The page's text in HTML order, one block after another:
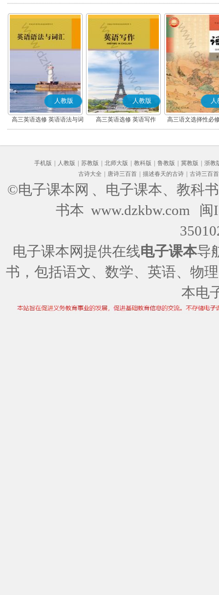
人教版
高三英语选修 英语语法与词
汇
人教版
高三英语选修 英语写作
人
高三语文选择性必
编版)
手机版 人教版 苏教版 北师大版 教科版 鲁教版 冀教版
浙教
古诗大全
唐诗三百首 描述春天的古诗 古诗三百首
©电子课本网 、电子课本、教科
书本 www.dzkbw.com
闽
电子课本网提供在线电子课本导
书，包括语文、数学、英语、物
本电